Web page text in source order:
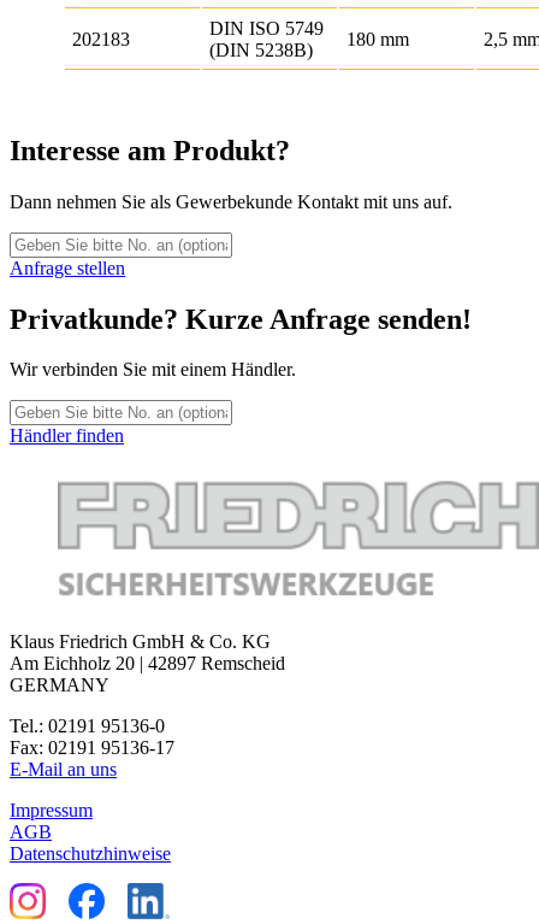
202183
DIN ISO 5749
(DIN 5238B)
180 mm 2,5
Interesse am Produkt?
Dann nehmen Sie als Gewerbekunde Kontakt mit uns auf.
Anfrage stellen
Privatkunde? Kurze Anfrage senden!
Wir verbinden Sie mit einem Händler.
Händler finden
Klaus Friedrich GmbH & Co. KG
Am Eichholz 20 | 42897 Remscheid
GERMANY
Tel.: 02191 95136-0
Fax: 02191 95136-17
E-Mail an uns
Impressum
AGB
Datenschutzhinweise